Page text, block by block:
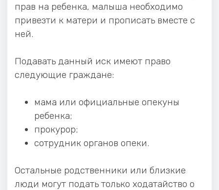
прав на ребенка, малыша необходимо
привезти к матери и прописать вместе с
ней.
Подавать данный иск имеют право
следующие граждане:
мама или официальные опекуны
ребенка;
прокурор;
сотрудник органов опеки.
Остальные родственники или близкие
люди могут подать только ходатайство о